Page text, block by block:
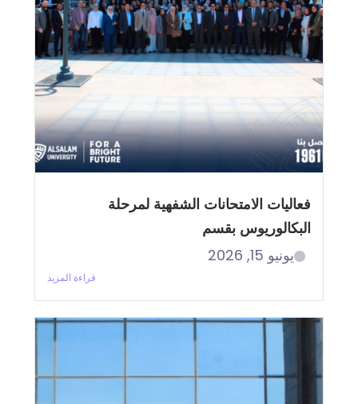
فعاليات الامتحانات الشفهية لمرحلة
البكالوريوس بقسم
يونيو 15, 2026
قراءة المزيد